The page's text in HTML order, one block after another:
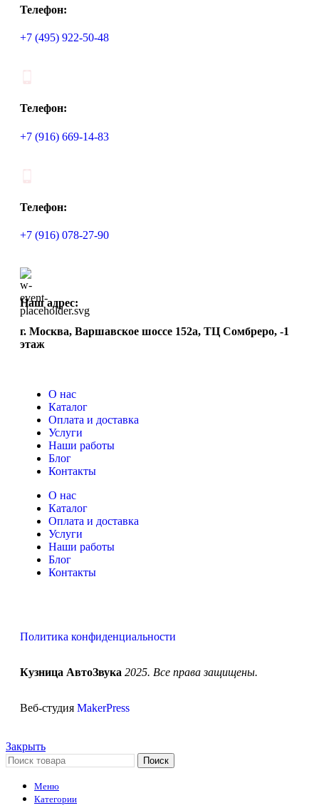
Телефон:
+7 (495) 922-50-48
Телефон:
+7 (916) 669-14-83
Телефон:
+7 (916) 078-27-90
Наш адрес:
г. Москва, Варшавское шоссе 152а, ТЦ Сомбреро, -1
этаж
О нас
Каталог
Оплата и доставка
Услуги
Наши работы
Блог
Контакты
О нас
Каталог
Оплата и доставка
Услуги
Наши работы
Блог
Контакты
Политика конфиденциальности
Кузница АвтоЗвука 2025. Все права защищены.
Веб-студия MakerPress
Закрыть
Поиск
Меню
Категории